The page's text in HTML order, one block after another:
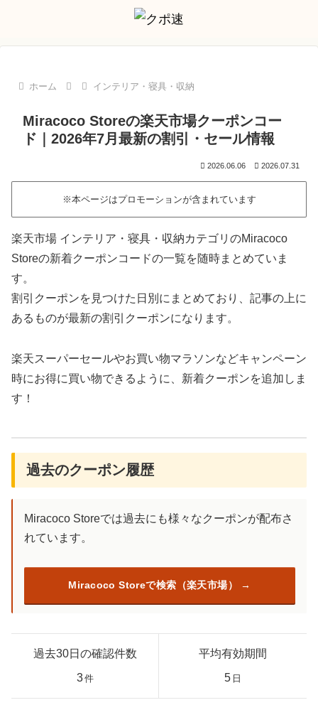
ホーム インテリア・寝具・収納
Miracoco Storeの楽天市場クーポンコー
ド｜2026年7月最新の割引・セール情報
2026.06.06 2026.07.31
※本ページはプロモーションが含まれています
楽天市場 インテリア・寝具・収納カテゴリのMiracoco
Storeの新着クーポンコードの一覧を随時まとめていま
す。
割引クーポンを見つけた日別にまとめており、記事の上に
あるものが最新の割引クーポンになります。
楽天スーパーセールやお買い物マラソンなどキャンペーン
時にお得に買い物できるように、新着クーポンを追加しま
す！
過去のクーポン履歴
Miracoco Storeでは過去にも様々なクーポンが配布さ
れています。
Miracoco Storeで検索（楽天市場）
過去30日の確認件数
3件
平均有効期間
5 日